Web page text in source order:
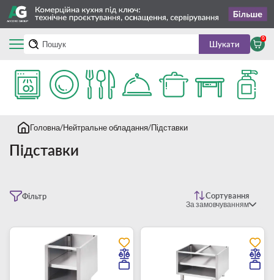
Шукати
0
Головна Нейтральне обладання Підставки
Підставки
Фільтр Сортування
За замовчуванням